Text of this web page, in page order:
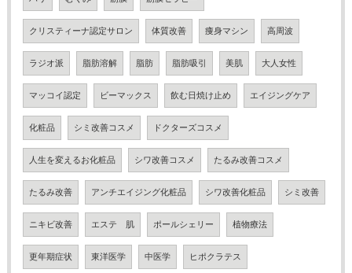
クリスティーナ認定サロン 体質改善 痩身マシン 高周波
ラジオ派 脂肪溶解 脂肪 脂肪吸引 美肌 大人女性
マッコイ認定 ビーマックス 飲む日焼け止め エイジングケア
化粧品 シミ改善コスメ ドクターズコスメ
人生を変えるお化粧品 シワ改善コスメ たるみ改善コスメ
たるみ改善 アンチエイジング化粧品 シワ改善化粧品 シミ改善
ニキビ改善 エステ 肌 ポールシェリー 植物療法
更年期症状 東洋医学 中医学 ヒポクラテス